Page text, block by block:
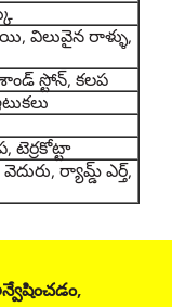
విలువైన రాళ్ళు,
స్టోన్, కలప
టెర్రకోట్టా
ర్యామ్డ్ ఎర్త్,